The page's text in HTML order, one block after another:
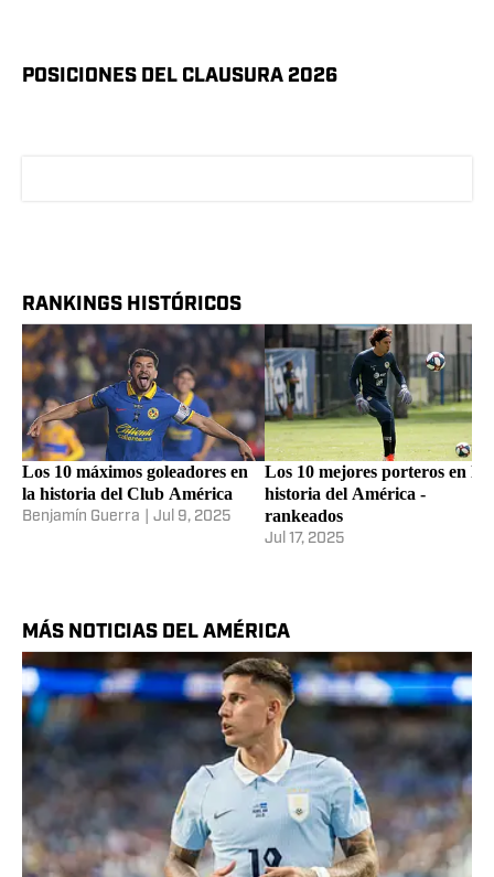
POSICIONES DEL CLAUSURA 2026
RANKINGS HISTÓRICOS
Los 10 máximos goleadores en
la historia del Club América
Benjamín Guerra Jul 9, 2025
Los 10 mejores porteros en la
historia del América -
rankeados
Jul 17, 2025
MÁS NOTICIAS DEL AMÉRICA